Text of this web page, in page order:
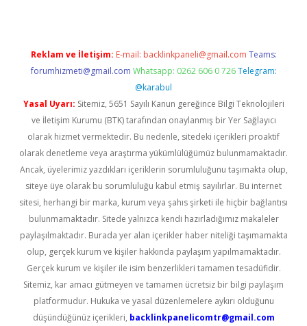
Reklam ve İletişim: E-mail: backlinkpaneli@gmail.com Teams:
forumhizmeti@gmail.com Whatsapp: 0262 606 0 726 Telegram:
@karabul
Yasal Uyarı: Sitemiz, 5651 Sayılı Kanun gereğince Bilgi Teknolojileri
ve İletişim Kurumu (BTK) tarafından onaylanmış bir Yer Sağlayıcı
olarak hizmet vermektedir. Bu nedenle, sitedeki içerikleri proaktif
olarak denetleme veya araştırma yükümlülüğümüz bulunmamaktadır.
Ancak, üyelerimiz yazdıkları içeriklerin sorumluluğunu taşımakta olup,
siteye üye olarak bu sorumluluğu kabul etmiş sayılırlar. Bu internet
sitesi, herhangi bir marka, kurum veya şahıs şirketi ile hiçbir bağlantısı
bulunmamaktadır. Sitede yalnızca kendi hazırladığımız makaleler
paylaşılmaktadır. Burada yer alan içerikler haber niteliği taşımamakta
olup, gerçek kurum ve kişiler hakkında paylaşım yapılmamaktadır.
Gerçek kurum ve kişiler ile isim benzerlikleri tamamen tesadüfidir.
Sitemiz, kar amacı gütmeyen ve tamamen ücretsiz bir bilgi paylaşım
platformudur. Hukuka ve yasal düzenlemelere aykırı olduğunu
düşündüğünüz içerikleri, backlinkpanelicomtr@gmail.com